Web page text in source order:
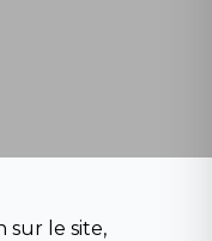
sur le site,